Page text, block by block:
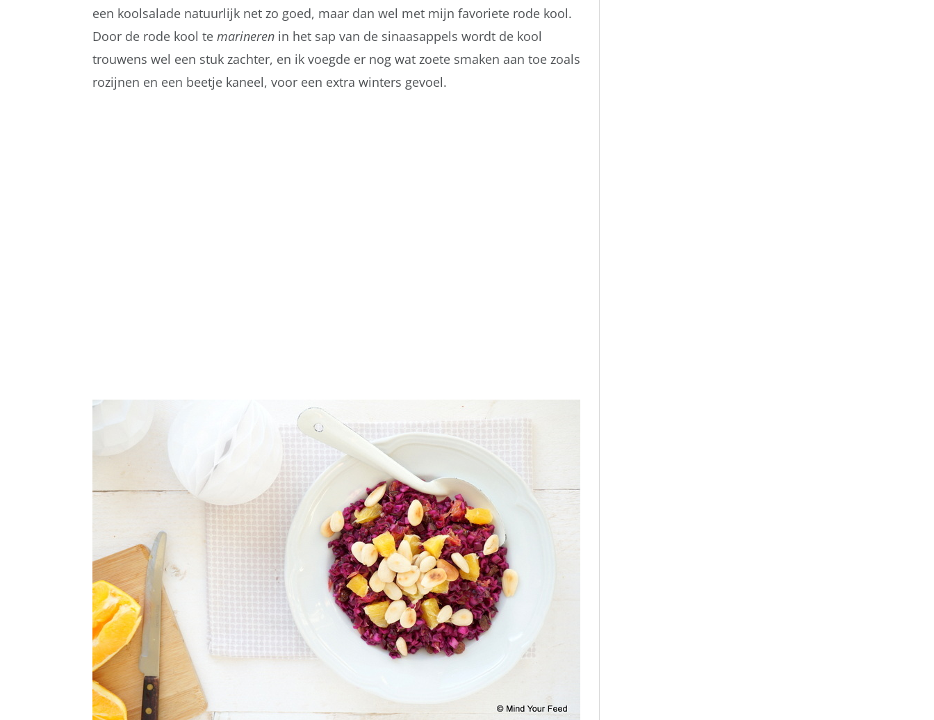
een koolsalade natuurlijk net zo goed, maar dan wel met mijn favoriete rode kool.
Door de rode kool te marineren in het sap van de sinaasappels wordt de kool
trouwens wel een stuk zachter, en ik voegde er nog wat zoete smaken aan toe zoals
rozijnen en een beetje kaneel, voor een extra winters gevoel.